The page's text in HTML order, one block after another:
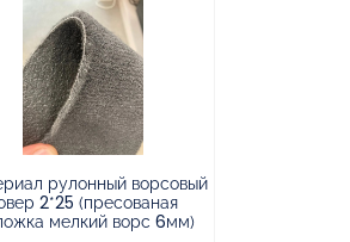
рулонный ворсовый
2*25 (пресованая
мелкий ворс 6мм)